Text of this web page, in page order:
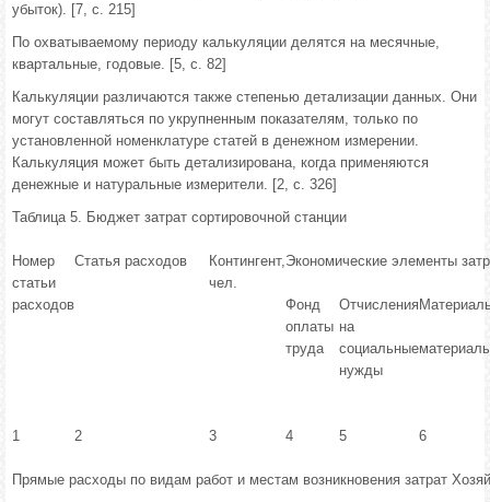
убыток). [7, с. 215]
По охватываемому периоду калькуляции делятся на месячные,
квартальные, годовые. [5, с. 82]
Калькуляции различаются также степенью детализации данных. Они
могут составляться по укрупненным показателям, только по
установленной номенклатуре статей в денежном измерении.
Калькуляция может быть детализирована, когда применяются
денежные и натуральные измерители. [2, с. 326]
Таблица 5. Бюджет затрат сортировочной станции
Номер
статьи
расходов
Статья расходов
Контингент,
чел.
Экономические элементы
Фонд
оплаты
труда
Отчисления
на
социальные
нужды
1 2 3 4 5 6
Прямые расходы по видам работ и местам возникновения затрат